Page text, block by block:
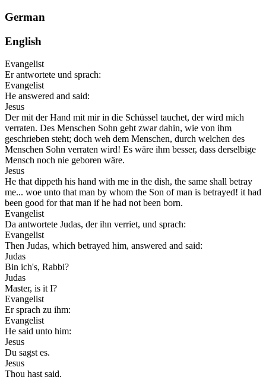
German
English
Evangelist
Er antwortete und sprach:
Evangelist
He answered and said:
Jesus
Der mit der Hand mit mir in die Schüssel tauchet, der wird mich
verraten. Des Menschen Sohn geht zwar dahin, wie von ihm
geschrieben steht; doch weh dem Menschen, durch welchen des
Menschen Sohn verraten wird! Es wäre ihm besser, dass derselbige
Mensch noch nie geboren wäre.
Jesus
He that dippeth his hand with me in the dish, the same shall betray
me... woe unto that man by whom the Son of man is betrayed! it had
been good for that man if he had not been born.
Evangelist
Da antwortete Judas, der ihn verriet, und sprach:
Evangelist
Then Judas, which betrayed him, answered and said:
Judas
Bin ich's, Rabbi?
Judas
Master, is it I?
Evangelist
Er sprach zu ihm:
Evangelist
He said unto him:
Jesus
Du sagst es.
Jesus
Thou hast said.